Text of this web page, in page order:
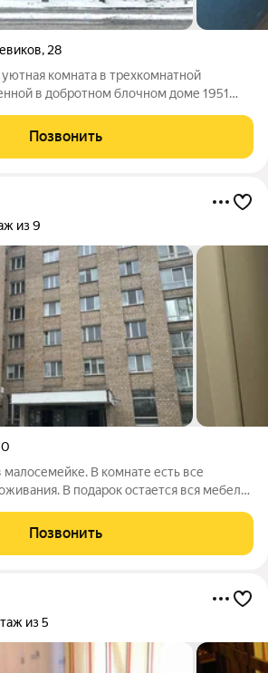
, 28
комната в трехкомнатной
в добротном блочном доме 1951
и ремонтом: натяжные потолки,
На общей
Позвонить
из 9
малосемейке. В комнате есть все
В подарок остается вся мебель.
Рядом с домом находятся остановки
ID
Позвонить
из 5